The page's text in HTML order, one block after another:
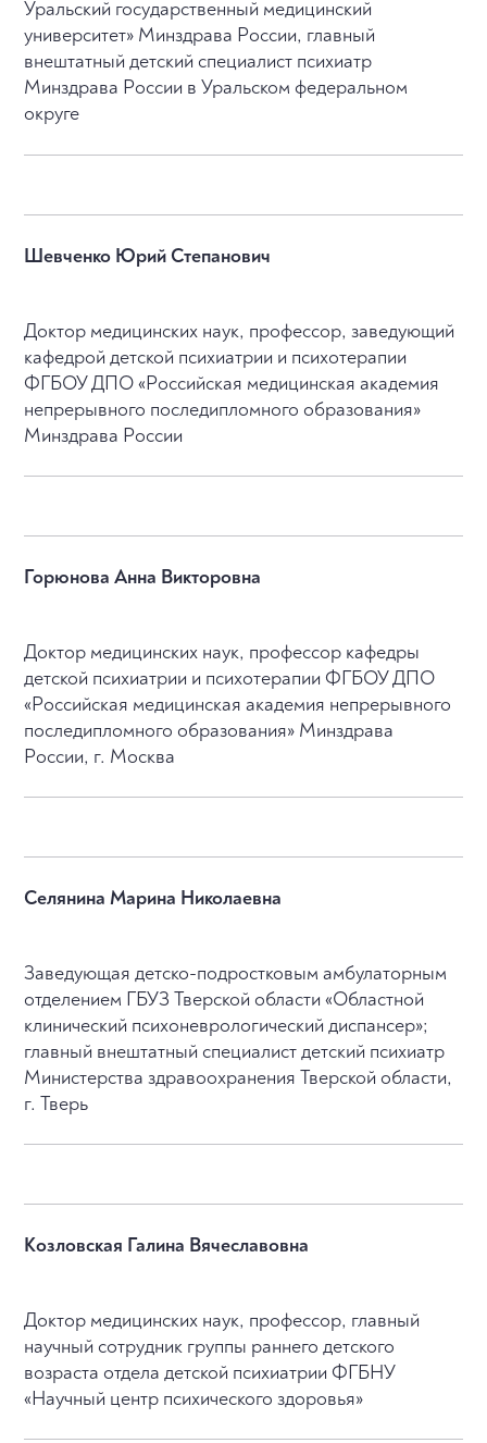
Уральский государственный медицинский
университет» Минздрава России, главный
внештатный детский специалист психиатр
Минздрава России в Уральском федеральном
округе
Шевченко Юрий Степанович
Доктор медицинских наук, профессор, заведующий
кафедрой детской психиатрии и психотерапии
ФГБОУ ДПО «Российская медицинская академия
непрерывного последипломного образования»
Минздрава России
Горюнова Анна Викторовна
Доктор медицинских наук, профессор кафедры
детской психиатрии и психотерапии ФГБОУ ДПО
«Российская медицинская академия непрерывного
последипломного образования» Минздрава
России, г. Москва
Селянина Марина Николаевна
Заведующая детско-подростковым амбулаторным
отделением ГБУЗ Тверской области «Областной
клинический психоневрологический диспансер»;
главный внештатный специалист детский психиатр
Министерства здравоохранения Тверской области,
г. Тверь
Козловская Галина Вячеславовна
Доктор медицинских наук, профессор, главный
научный сотрудник группы раннего детского
возраста отдела детской психиатрии ФГБНУ
«Научный центр психического здоровья»